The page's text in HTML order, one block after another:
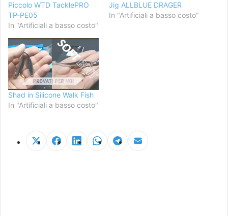
Piccolo WTD TacklePRO
TP-PE05
In "Artificiali a basso costo"
Jig ALLBLUE DRAGER
In "Artificiali a basso costo"
Shad in Silicone Walk Fish
In "Artificiali a basso costo"